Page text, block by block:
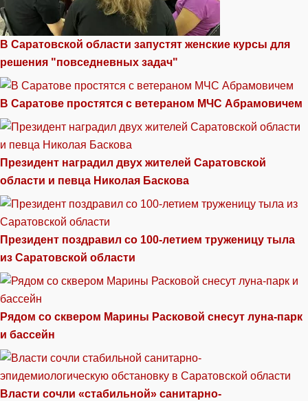
В Саратовской области запустят женские курсы для
решения "повседневных задач"
В Саратове простятся с ветераном МЧС Абрамовичем
Президент наградил двух жителей Саратовской
области и певца Николая Баскова
Президент поздравил со 100-летием труженицу тыла
из Саратовской области
Рядом со сквером Марины Расковой снесут луна-парк
и бассейн
Власти сочли «стабильной» санитарно-